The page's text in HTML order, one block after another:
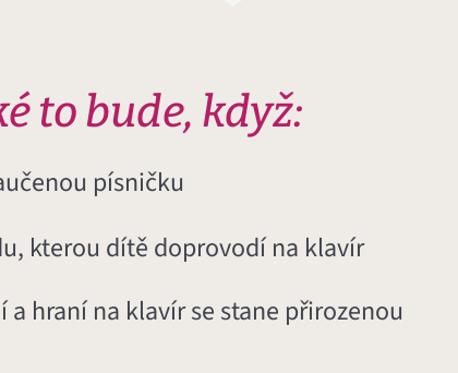
to bude, když:
písničku
kterou dítě doprovodí na klavír
hraní na klavír se stane přirozenou